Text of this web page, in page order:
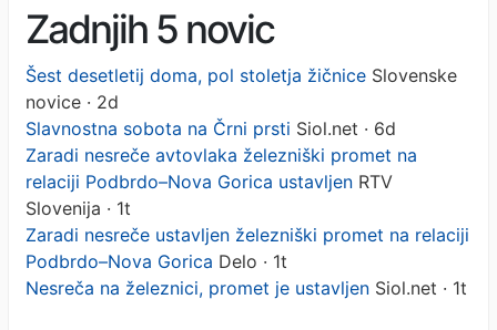
Zadnjih 5 novic
Šest desetletij doma, pol stoletja žičnice Slovenske
novice · 2d
Slavnostna sobota na Črni prsti Siol.net · 6d
Zaradi nesreče avtovlaka železniški promet na
relaciji Podbrdo–Nova Gorica ustavljen RTV
Slovenija · 1t
Zaradi nesreče ustavljen železniški promet na relaciji
Podbrdo–Nova Gorica Delo · 1t
Nesreča na železnici, promet je ustavljen Siol.net · 1t